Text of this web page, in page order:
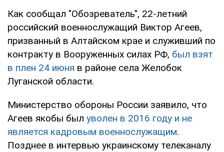
Как сообщал "Обозреватель", 22-летний
российский военнослужащий Виктор Агеев,
призванный в Алтайском крае и служивший по
контракту в Вооруженных силах РФ, был взят
в плен 24 июня в районе села Желобок
Луганской области.
Министерство обороны России заявило, что
Агеев якобы был уволен в 2016 году и не
является кадровым военнослужащим.
Позднее в интервью украинскому телеканалу